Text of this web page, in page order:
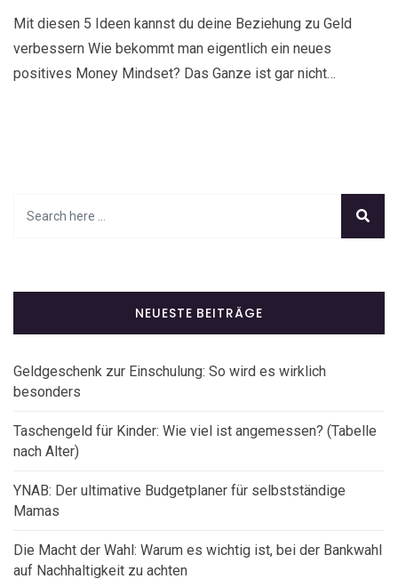
Mit diesen 5 Ideen kannst du deine Beziehung zu Geld
verbessern Wie bekommt man eigentlich ein neues
positives Money Mindset? Das Ganze ist gar nicht…
NEUESTE BEITRÄGE
Geldgeschenk zur Einschulung: So wird es wirklich
besonders
Taschengeld für Kinder: Wie viel ist angemessen? (Tabelle
nach Alter)
YNAB: Der ultimative Budgetplaner für selbstständige
Mamas
Die Macht der Wahl: Warum es wichtig ist, bei der Bankwahl
auf Nachhaltigkeit zu achten